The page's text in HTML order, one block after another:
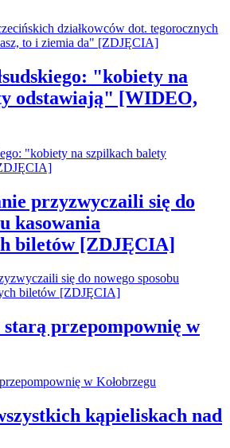
"kobiety na
odstawiają" [WIDEO,
przyzwyczaili się do
kasowania
biletów [ZDJĘCIA]
przepompownię w
kąpieliskach nad